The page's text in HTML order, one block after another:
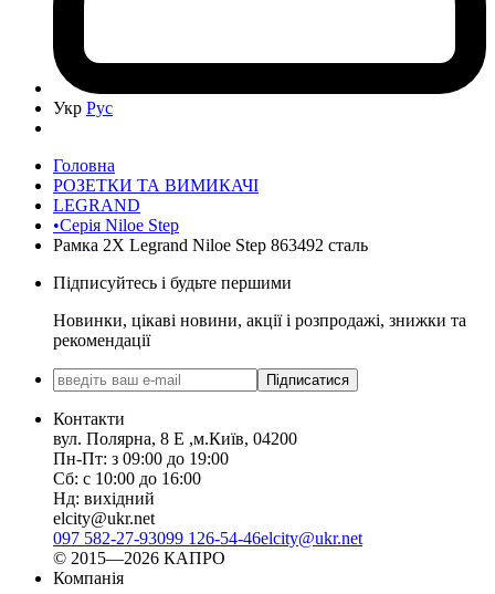
Укр Рус
Головна
РОЗЕТКИ ТА ВИМИКАЧІ
LEGRAND
•Серія Niloe Step
Рамка 2Х Legrand Niloe Step 863492 сталь
Підписуйтесь і будьте першими
Новинки, цікаві новини, акції і розпродажі, знижки та
рекомендації
Підписатися
Контакти
вул. Полярна, 8 Е ,м.Київ, 04200
Пн-Пт: з 09:00 до 19:00
Сб: с 10:00 до 16:00
Нд: вихідний
elcity@ukr.net
097 582-27-93099 126-54-46elcity@ukr.net
© 2015—2026 КАПРО
Компанія